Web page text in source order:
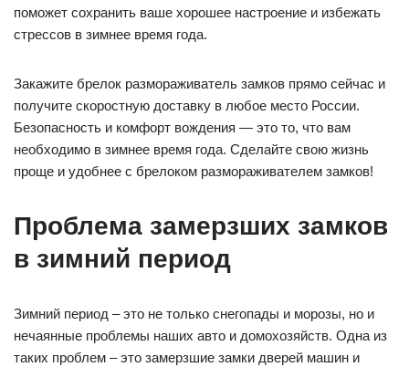
поможет сохранить ваше хорошее настроение и избежать
стрессов в зимнее время года.
Закажите брелок размораживатель замков прямо сейчас и
получите скоростную доставку в любое место России.
Безопасность и комфорт вождения — это то, что вам
необходимо в зимнее время года. Сделайте свою жизнь
проще и удобнее с брелоком размораживателем замков!
Проблема замерзших замков
в зимний период
Зимний период – это не только снегопады и морозы, но и
нечаянные проблемы наших авто и домохозяйств. Одна из
таких проблем – это замерзшие замки дверей машин и